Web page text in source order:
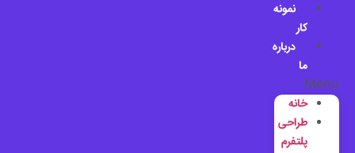
نمونه
کار
درباره
ما
Menu
خانه
طراحی
پلتفرم